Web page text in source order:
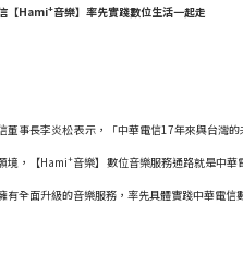
【Hami+音樂】率先實踐數位生活一起走
董事長李炎松表示，「中華電信17年來與台灣
境，【Hami+音樂】數位音樂服務通路就是中
有全面升級的音樂服務，率先具體實踐中華電信